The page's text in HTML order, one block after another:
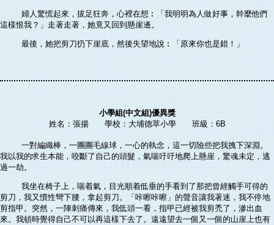
婦人驚慌起來，拔足狂奔，心裡在想︰「我明明為人做好事，幹麼他們
這樣恨我？」走著走著，她竟又回到懸崖邊。
最後，她把剪刀扔下崖底，然後失望地說︰「原來你也是錯！」
小學組(中文組)優異獎
姓名：張揚 學校：大埔德萃小學 班級：6B
一對編織棒，一團團毛線球，一心的執念，這一切險些把我拽下深淵。
我以我的求生本能，咬斷了自己的頭髮，氣喘吁吁地爬上懸崖，驚魂未定，逃
過一劫。
我坐在椅子上，喘着氣，目光順着低垂的手看到了那把曾經觸手可得的
剪刀，我又慣性彎下腰，拿起剪刀。「咔嚓咔嚓」的聲音讓我著迷，我不停地
剪指甲。突然，一陣刺痛傳來，我低頭一看，指甲已經被我剪禿了，滲出血
來。我頓時覺得自己不可以再這樣下去了。遠遠望去一個又一個的山崖上也有